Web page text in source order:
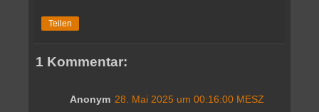
Teilen
1 Kommentar:
Anonym 28. Mai 2025 um 00:16:00 MESZ